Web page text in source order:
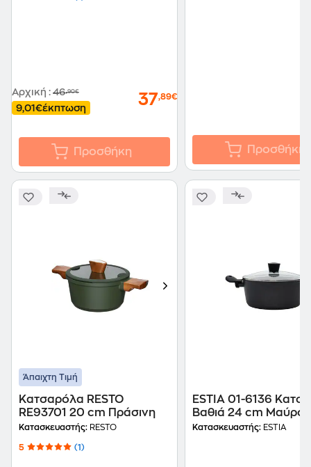
Αρχική : 46,90€
9,01€έκπτωση 37,89€
Προσθήκη Προσθήκη
Άπαιχτη Τιμή
Κατσαρόλα RESTO
RE93701 20 cm Πράσινη
Κατασκευαστής: RESTO
5 (1)
ESTIA 01-6136
Βαθιά 24 cm Μαύρο
Κατασκευαστής: ESTIA